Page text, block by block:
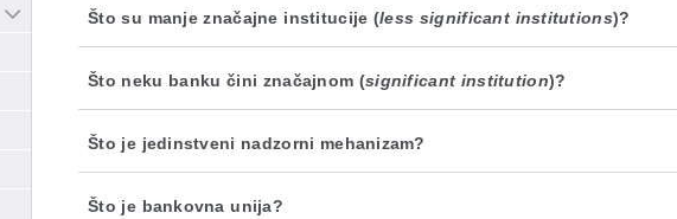
Što su manje značajne institucije (less significant institutions)?
Što neku banku čini značajnom (significant institution)?
Što je jedinstveni nadzorni mehanizam?
Što je bankovna unija?